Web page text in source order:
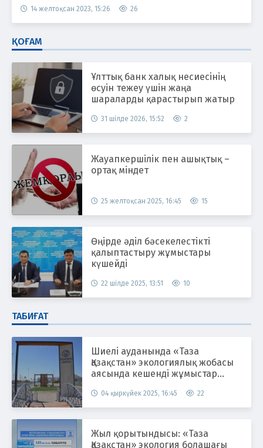
14 желтоқсан 2023, 15:26 26
ҚОҒАМ
Ұлттық банк халық несиесінің
өсуін тежеу үшін жаңа
шараларды қарастырып жатыр
31 шілде 2026, 15:52 2
Жауапкершілік пен ашықтық –
ортақ міндет
25 желтоқсан 2025, 16:45 15
Өңірде әділ бәсекелестікті
қалыптастыру жұмыстары
күшейді
22 шілде 2025, 13:51 10
ТАБИҒАТ
Шиелі ауданында «Таза
Қазақстан» экологиялық жобасы
аясында кешенді жұмыстар
04 қыркүйек 2025, 16:45 22
Жыл қорытындысы: «Таза
Қазақстан» экология болашағы